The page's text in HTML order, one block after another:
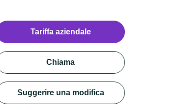
Tariffa aziendale
Chiama
Suggerire una modifica